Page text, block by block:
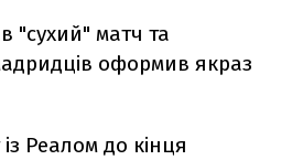
"сухий" матч та
оформив якраз
Реалом до кінця